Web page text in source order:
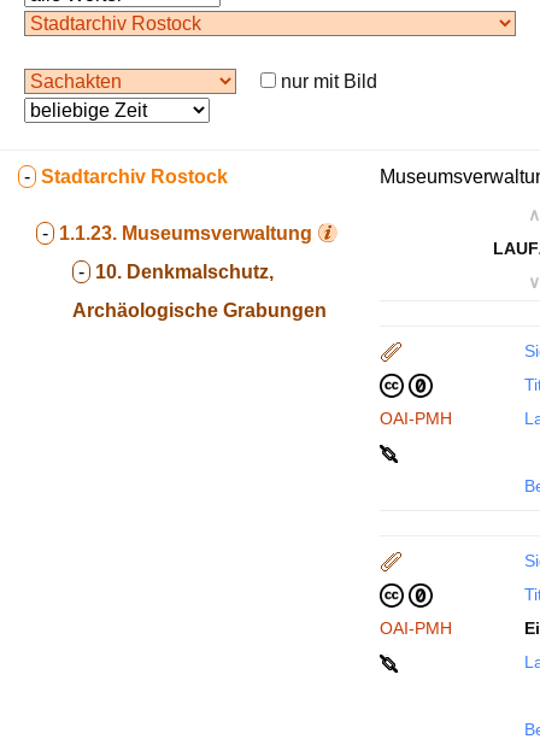
nur mit Bild
- Stadtarchiv Rostock
- 1.1.23. Museumsverwaltung
- 10. Denkmalschutz,
Archäologische Grabungen
∧
∨
OAI-PMH
OAI-PMH